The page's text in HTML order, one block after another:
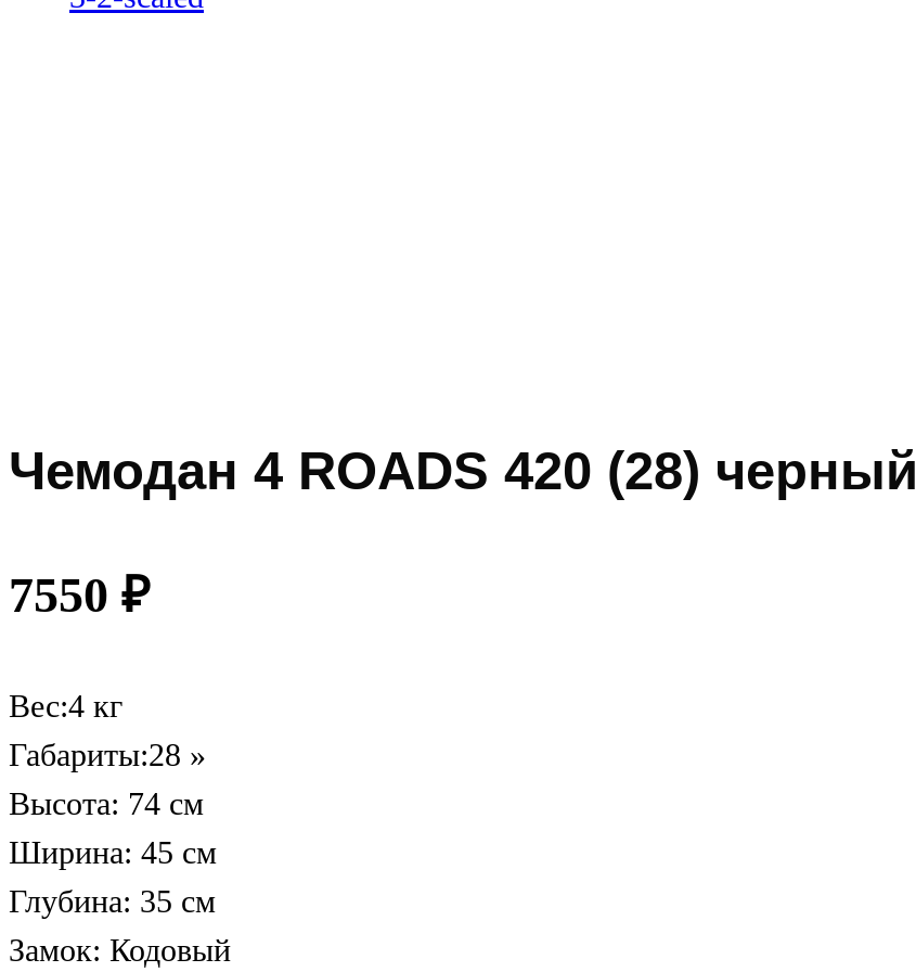
Чемодан 4 ROADS 420 (28) черный
7550 ₽
Вес:4 кг
Габариты:28 »
Высота: 74 см
Ширина: 45 см
Глубина: 35 см
Замок: Кодовый